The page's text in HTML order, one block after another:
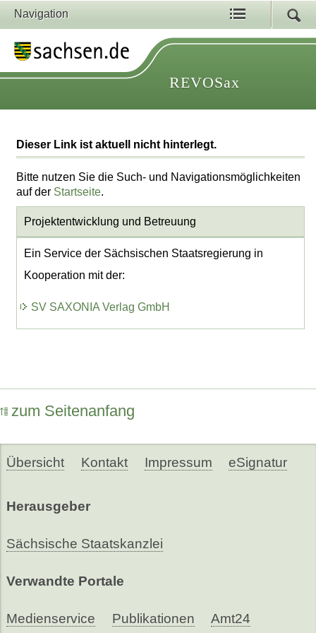
Navigation
REVOSax
Dieser Link ist aktuell nicht hinterlegt.
Bitte nutzen Sie die Such- und Navigationsmöglichkeiten
auf der Startseite.
Projektentwicklung und Betreuung
Ein Service der Sächsischen Staatsregierung in
Kooperation mit der:
SV SAXONIA Verlag GmbH
zum Seitenanfang
Übersicht Kontakt Impressum eSignatur
Herausgeber
Sächsische Staatskanzlei
Verwandte Portale
Medienservice Publikationen Amt24